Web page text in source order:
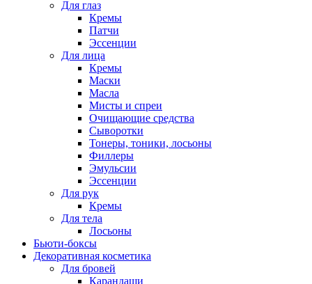
Для глаз
Кремы
Патчи
Эссенции
Для лица
Кремы
Маски
Масла
Мисты и спреи
Очищающие средства
Сыворотки
Тонеры, тоники, лосьоны
Филлеры
Эмульсии
Эссенции
Для рук
Кремы
Для тела
Лосьоны
Бьюти-боксы
Декоративная косметика
Для бровей
Карандаши